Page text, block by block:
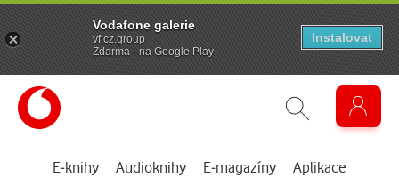
E-knihy Audioknihy E-magazíny Aplikace
Vodafone galerie
vf.cz.group
Zdarma - na Google Play
Instalovat